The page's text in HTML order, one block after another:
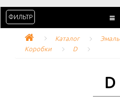
ФИЛЬТР
Каталог Эмаль
Коробки
D
D